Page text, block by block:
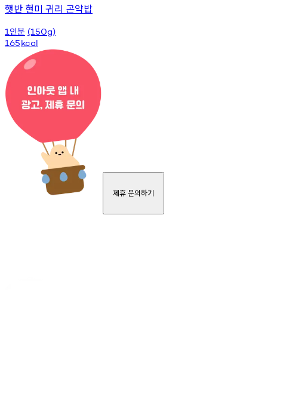
햇반 현미 귀리 곤약밥
1 인분 (150g)
165kcal
제휴 문의하기